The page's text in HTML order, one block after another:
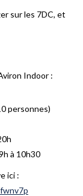
sur les 7DC, et
Indoor :
personnes)
à 10h30
ici :